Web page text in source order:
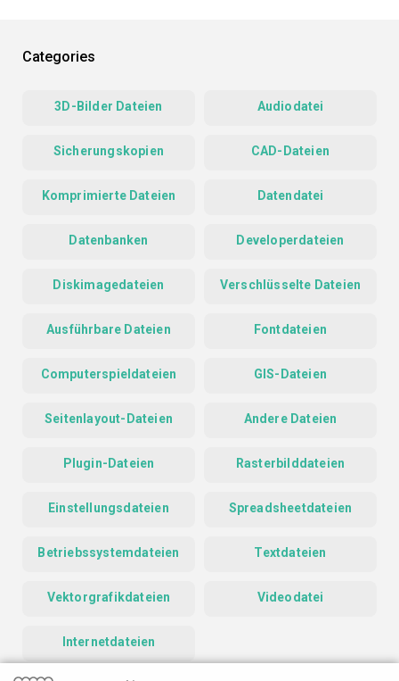
Categories
3D-Bilder Dateien Audiodatei
Sicherungskopien CAD-Dateien
Komprimierte Dateien Datendatei
Datenbanken Developerdateien
Diskimagedateien Verschlüsselte Dateien
Ausführbare Dateien Fontdateien
Computerspieldateien GIS-Dateien
Seitenlayout-Dateien Andere Dateien
Plugin-Dateien Rasterbilddateien
Einstellungsdateien Spreadsheetdateien
Betriebssystemdateien Textdateien
Vektorgrafikdateien Videodatei
Internetdateien